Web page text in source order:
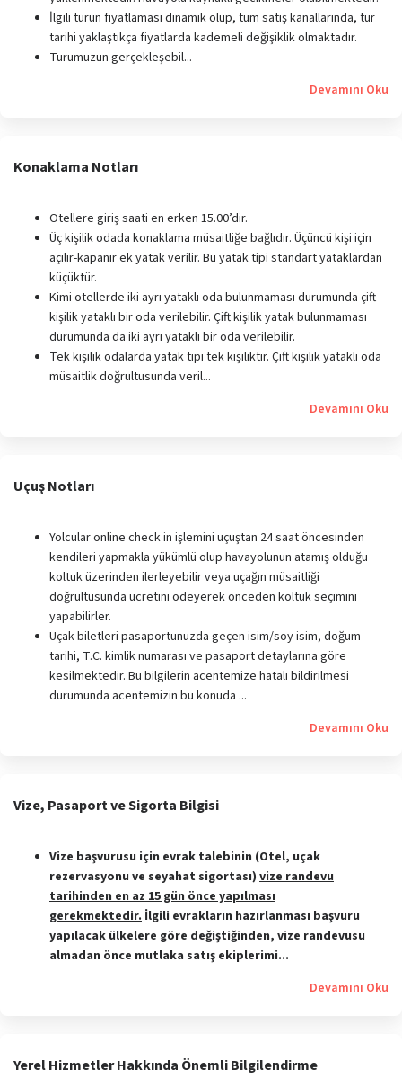
İlgili turun fiyatlaması dinamik olup, tüm satış kanallarında, tur
tarihi yaklaştıkça fiyatlarda kademeli değişiklik olmaktadır.
Turumuzun gerçekleşebil...
Devamını Oku
Konaklama Notları
Otellere giriş saati en erken 15.00’dir.
Üç kişilik odada konaklama müsaitliğe bağlıdır. Üçüncü kişi için
açılır-kapanır ek yatak verilir. Bu yatak tipi standart yataklardan
küçüktür.
Kimi otellerde iki ayrı yataklı oda bulunmaması durumunda çift
kişilik yataklı bir oda verilebilir. Çift kişilik yatak bulunmaması
durumunda da iki ayrı yataklı bir oda verilebilir.
Tek kişilik odalarda yatak tipi tek kişiliktir. Çift kişilik yataklı oda
müsaitlik doğrultusunda veril...
Devamını Oku
Uçuş Notları
Yolcular online check in işlemini uçuştan 24 saat öncesinden
kendileri yapmakla yükümlü olup havayolunun atamış olduğu
koltuk üzerinden ilerleyebilir veya uçağın müsaitliği
doğrultusunda ücretini ödeyerek önceden koltuk seçimini
yapabilirler.
Uçak biletleri pasaportunuzda geçen isim/soy isim, doğum
tarihi, T.C. kimlik numarası ve pasaport detaylarına göre
kesilmektedir. Bu bilgilerin acentemize hatalı bildirilmesi
durumunda acentemizin bu konuda ...
Devamını Oku
Vize, Pasaport ve Sigorta Bilgisi
Vize başvurusu için evrak talebinin (Otel, uçak
rezervasyonu ve seyahat sigortası) vize randevu
tarihinden en az 15 gün önce yapılması
gerekmektedir. İlgili evrakların hazırlanması başvuru
yapılacak ülkelere göre değiştiğinden, vize randevusu
almadan önce mutlaka satış ekiplerimi...
Devamını Oku
Yerel Hizmetler Hakkında Önemli Bilgilendirme